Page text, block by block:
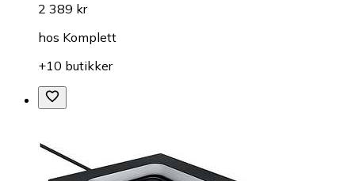
2 389 kr
hos Komplett
+10 butikker